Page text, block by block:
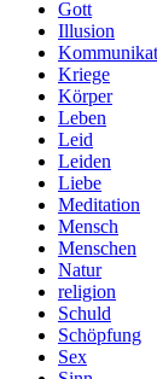
Gott
Illusion
Kriege
Körper
Leben
Leid
Leiden
Liebe
Meditation
Mensch
Menschen
Natur
religion
Schuld
Schöpfung
Sex